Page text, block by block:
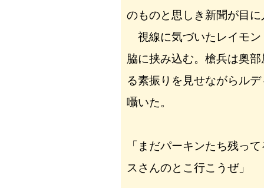
のものと思しき新聞が目
視線に気づいたレイモン
脇に挟み込む。槍兵は奥
る素振りを見せながらル
囁いた。
「まだパーキンたち残っ
スさんのとこ行こうぜ」